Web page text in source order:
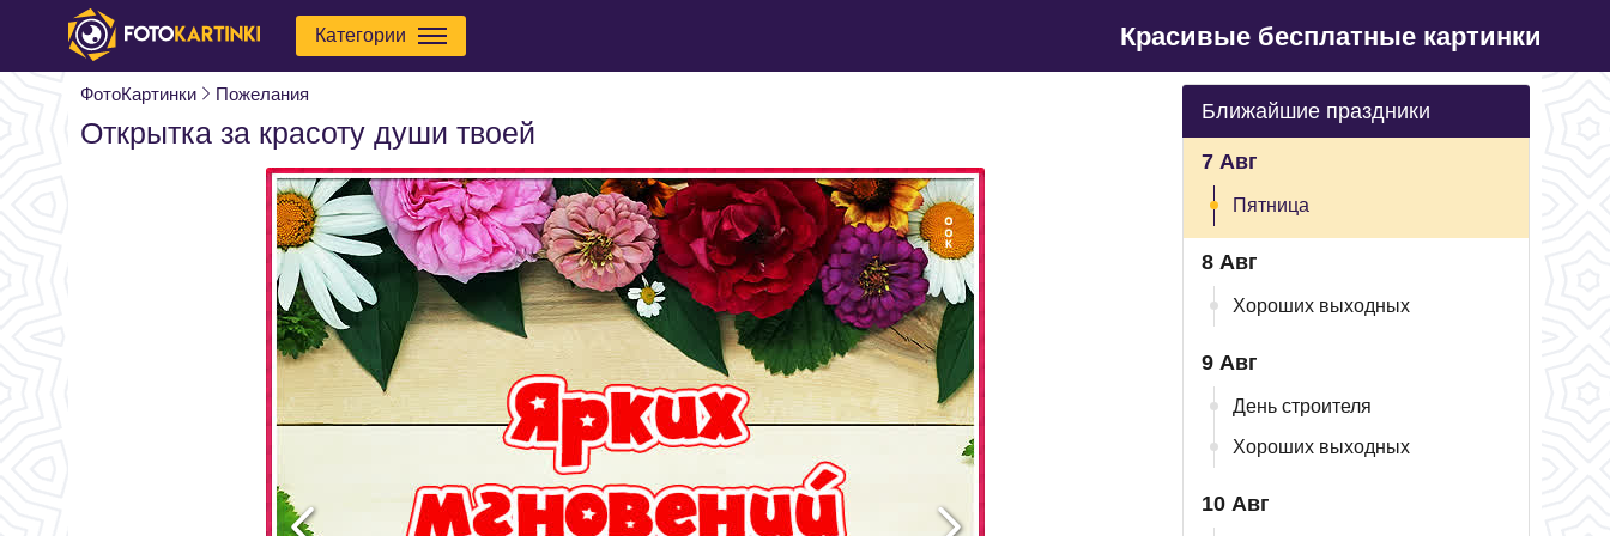
Категории Красивые бесплатные картинки
ФотоКартинки Пожелания
Открытка за красоту души твоей
Ближайшие праздники
7 Авг
Пятница
8 Авг
Хороших выходных
9 Авг
День строителя
Хороших выходных
10 Авг